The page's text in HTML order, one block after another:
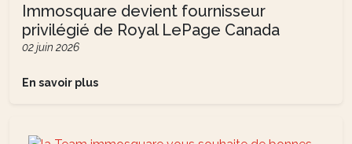
Immosquare devient fournisseur
privilégié de Royal LePage Canada
02 juin 2026
En savoir plus